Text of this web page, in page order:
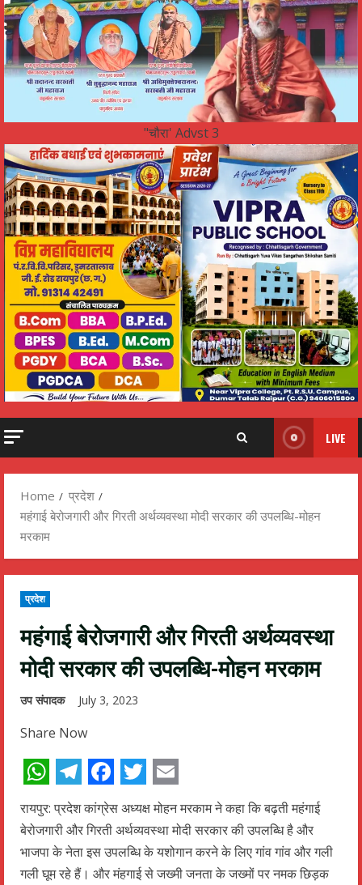
"चौरा' Advst 3
LIVE
Home
प्रदेश
महंगाई बेरोजगारी और गिरती अर्थव्यवस्था मोदी सरकार की उपलब्धि-मोहन
मरकाम
प्रदेश
महंगाई बेरोजगारी और गिरती अर्थव्यवस्था
मोदी सरकार की उपलब्धि-मोहन मरकाम
उप संपादक July 3, 2023
Share Now
WhatsApp
Telegram
Facebook
Twitter
Email
रायपुर: प्रदेश कांग्रेस अध्यक्ष मोहन मरकाम ने कहा कि बढ़ती महंगाई
बेरोजगारी और गिरती अर्थव्यवस्था मोदी सरकार की उपलब्धि है और
भाजपा के नेता इस उपलब्धि के यशोगान करने के लिए गांव गांव और गली
गली घूम रहे हैं। और मंहगाई से जख्मी जनता के जख्मों पर नमक छिड़क